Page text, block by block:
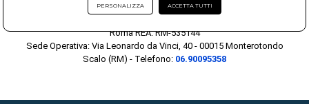
Partita Iva: 01586761007 - Codice Fiscale: 06634500588 Capitale
Roma REA: RM-535144
Sede Operativa: Via Leonardo da Vinci, 40 - 00015 Monterotondo
Scalo (RM) - Telefono: 06.90095358
PERSONALIZZA ACCETTA TUTTI